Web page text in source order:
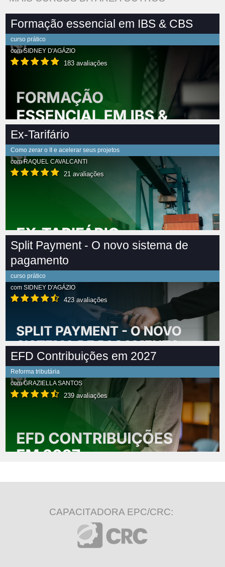
Formação essencial em IBS & CBS
curso prático
comSIDNEY D'AGÁZIO
183 avaliações
Ex-Tarifário
Como zerar o II e acelerar seus projetos
comRAQUEL CAVALCANTI
21 avaliações
Split Payment - O novo sistema de
pagamento
curso prático
com SIDNEY D'AGÁZIO
423 avaliações
EFD Contribuições em 2027
Reforma tributária
comGRAZIELLA SANTOS
239 avaliações
CAPACITADORA EPC/CRC: